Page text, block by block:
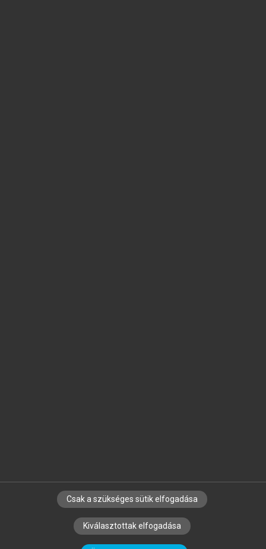
SZERZŐKNEK CÉGEKNEK KÖNYVTÁROSOKNAK
SZERKESZTÉSI ÉS LEKTORÁLÁSI ALAPELVEK
Csak a szükséges sütik elfogadása
Kiválasztottak elfogadása